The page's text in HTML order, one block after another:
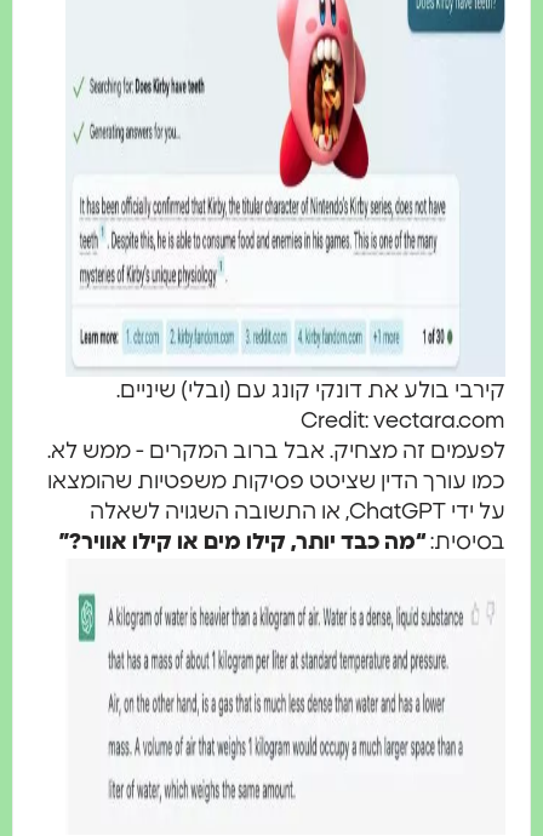
קירבי בולע את דונקי קונג עם (ובלי) שיניים.
Credit: vectara.com
לפעמים זה מצחיק. אבל ברוב המקרים - ממש לא.
כמו עורך הדין שציטט פסיקות משפטיות שהומצאו
על ידי ChatGPT, או התשובה השגויה לשאלה
בסיסית:“מה כבד יותר, קילו מים או קילו אוויר?”